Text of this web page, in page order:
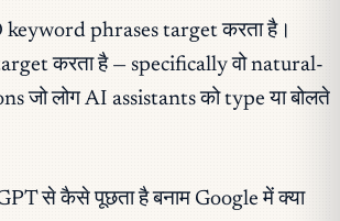
phrases target करता है।
करता है — specifically वो natural-
जो लोग AI assistants को type या बोलते
से कैसे पूछता है बनाम Google में क्या